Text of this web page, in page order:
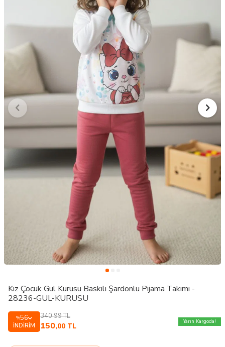
Kız Çocuk Gul Kurusu Baskılı Şardonlu Pijama Takımı -
28236-GUL-KURUSU
%56
İNDIRIM
340,99TL
150,00 TL
Yarın Kargoda!